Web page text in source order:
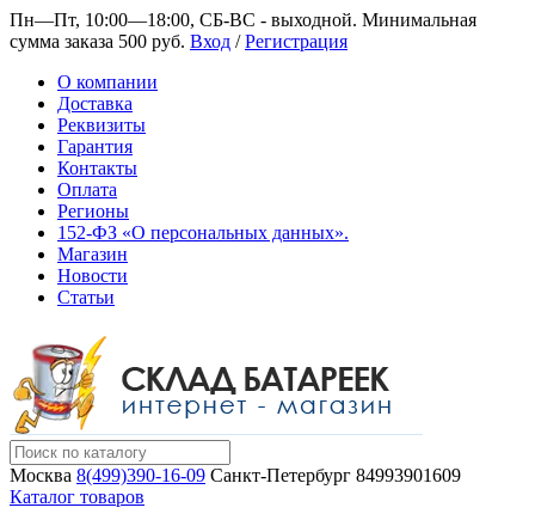
Пн—Пт, 10:00—18:00, СБ-ВС - выходной. Минимальная
сумма заказа 500 руб. Вход /Регистрация
О компании
Доставка
Реквизиты
Гарантия
Контакты
Оплата
Регионы
152-ФЗ «О персональных данных».
Магазин
Новости
Статьи
Москва 8(499)390-16-09 Санкт-Петербург 84993901609
Каталог товаров